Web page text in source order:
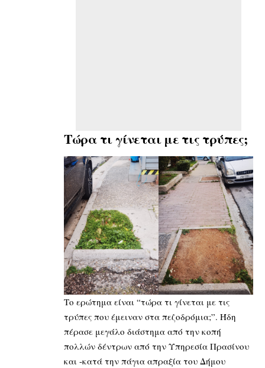
Τώρα τι γίνεται με τις τρύπες;
Το ερώτημα είναι “τώρα τι γίνεται με τις
τρύπες που έμειναν στα πεζοδρόμια;”. Ήδη
πέρασε μεγάλο διάστημα από την κοπή
πολλών δέντρων από την Υπηρεσία Πρασίνου
και -κατά την πάγια απραξία του Δήμου